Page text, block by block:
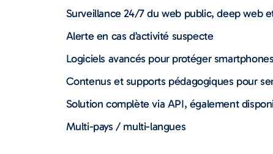
Surveillance 24/7 du web public, deep web
Alerte en cas d’activité suspecte
Logiciels avancés pour protéger
Contenus et supports pédagogiques pour
Solution complète via API, également
Multi-pays / multi-langues